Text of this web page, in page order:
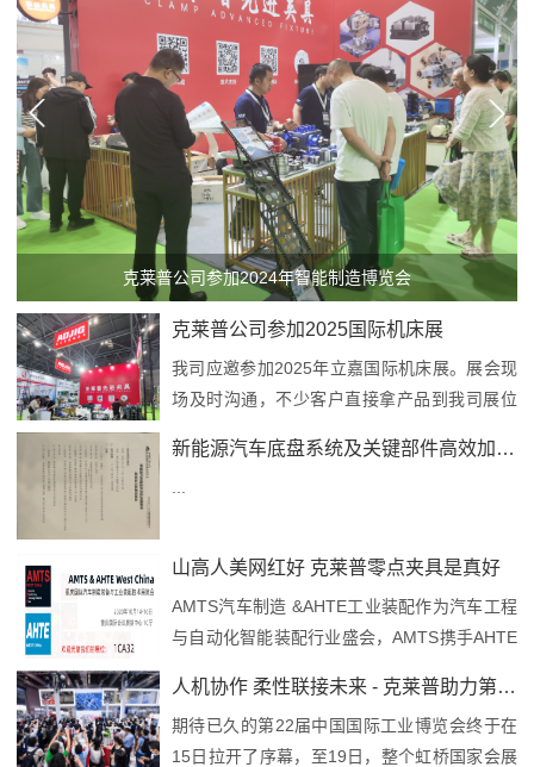
克莱普公司参加2024年智能制造博览会
克莱普公司参加2025国际机床展
我司应邀参加2025年立嘉国际机床展。展会现
场及时沟通，不少客户直接拿产品到我司展位
划...
新能源汽车底盘系统及关键部件高效加工技术交流会
山高人美网红好 克莱普零点夹具是真好
AMTS汽车制造 &AHTE工业装配作为汽车工程
与自动化智能装配行业盛会，AMTS携手AHTE
人机协作 柔性联接未来 - 克莱普助力第22届工博会
期待已久的第22届中国国际工业博览会终于在
15日拉开了序幕，至19日，整个虹桥国家会展